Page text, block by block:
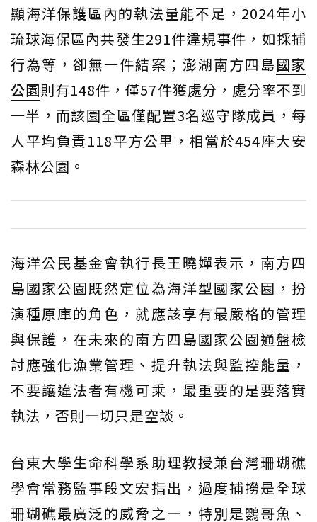
顯海洋保護區內的執法量能不足，2024年小
琉球海保區內共發生291件違規事件，如採捕
行為等，卻無一件結案；澎湖南方四島國家
公園則有148件，僅57件獲處分，處分率不到
一半，而該園全區僅配置3名巡守隊成員，每
人平均負責118平方公里，相當於454座大安
森林公園。
海洋公民基金會執行長王曉嬋表示，南方四
島國家公園既然定位為海洋型國家公園，扮
演種原庫的角色，就應該享有最嚴格的管理
與保護，在未來的南方四島國家公園通盤檢
討應強化漁業管理、提升執法與監控能量，
不要讓違法者有機可乘，最重要的是要落實
執法，否則一切只是空談。
台東大學生命科學系助理教授兼台灣珊瑚礁
學會常務監事段文宏指出，過度捕撈是全球
珊瑚礁最廣泛的威脅之一，特別是鸚哥魚、